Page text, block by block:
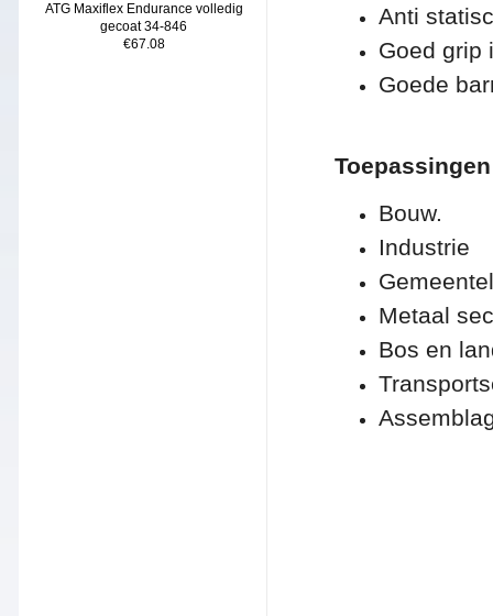
ATG Maxiflex Endurance volledig
gecoat 34-846
€67.08
Anti
Goed grip
Goede
Bouw.
Industrie
Metaal
Bos en